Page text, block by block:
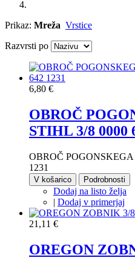
Prikaz: Mreža Vrstice
Razvrsti po
6,80 €
OBROČ
STIHL 3/8 0000
OBROČ
1231
V košarico Podrobnosti
Dodaj na listo želja
| Dodaj v primerjaj
21,11 €
OREGON